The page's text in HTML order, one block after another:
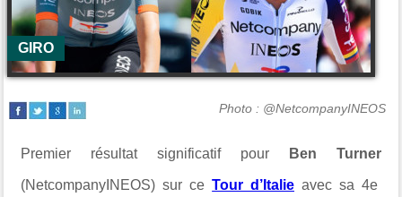
GIRO
Photo : @NetcompanyINEOS
Premier résultat significatif pour Ben Turner
(NetcompanyINEOS) sur ceTour d’Italie avec sa 4e